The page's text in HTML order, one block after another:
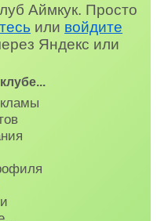
Аймкук. Просто
или войдите
Яндекс или